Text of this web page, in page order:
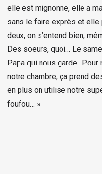
elle est mignonne, elle a
sans le faire exprès et elle
deux, on s’entend bien,
Des soeurs, quoi… Le
Papa qui nous garde..
notre chambre, ça prend
en plus on utilise notre
foufou… »